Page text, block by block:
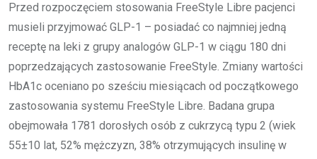
Przed rozpoczęciem stosowania FreeStyle Libre pacjenci
musieli przyjmować GLP-1 – posiadać co najmniej jedną
receptę na leki z grupy analogów GLP-1 w ciągu 180 dni
poprzedzających zastosowanie FreeStyle. Zmiany wartości
HbA1c oceniano po sześciu miesiącach od początkowego
zastosowania systemu FreeStyle Libre. Badana grupa
obejmowała 1781 dorosłych osób z cukrzycą typu 2 (wiek
55±10 lat, 52% mężczyzn, 38% otrzymujących insulinę w